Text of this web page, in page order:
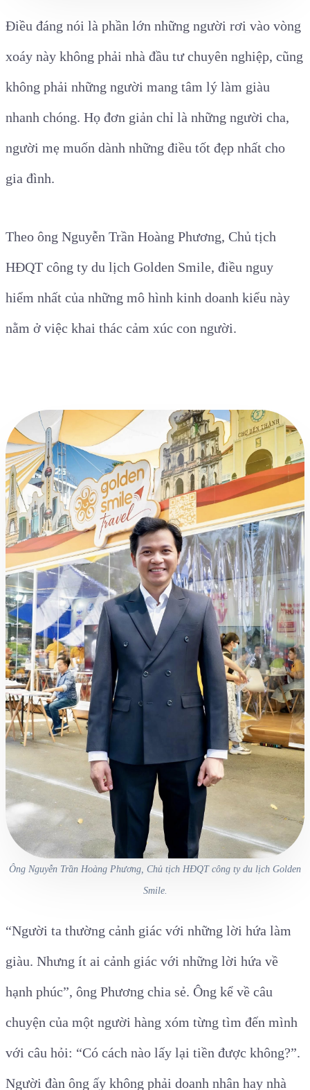
Điều đáng nói là phần lớn những người rơi vào vòng
xoáy này không phải nhà đầu tư chuyên nghiệp, cũng
không phải những người mang tâm lý làm giàu
nhanh chóng. Họ đơn giản chỉ là những người cha,
người mẹ muốn dành những điều tốt đẹp nhất cho
gia đình.
Theo ông Nguyễn Trần Hoàng Phương, Chủ tịch
HĐQT công ty du lịch Golden Smile, điều nguy
hiểm nhất của những mô hình kinh doanh kiểu này
nằm ở việc khai thác cảm xúc con người.
Ông Nguyễn Trần Hoàng Phương, Chủ tịch HĐQT công ty du lịch Golden
Smile.
“Người ta thường cảnh giác với những lời hứa làm
giàu. Nhưng ít ai cảnh giác với những lời hứa về
hạnh phúc”, ông Phương chia sẻ. Ông kể về câu
chuyện của một người hàng xóm từng tìm đến mình
với câu hỏi: “Có cách nào lấy lại tiền được không?”.
Người đàn ông ấy không phải doanh nhân hay nhà